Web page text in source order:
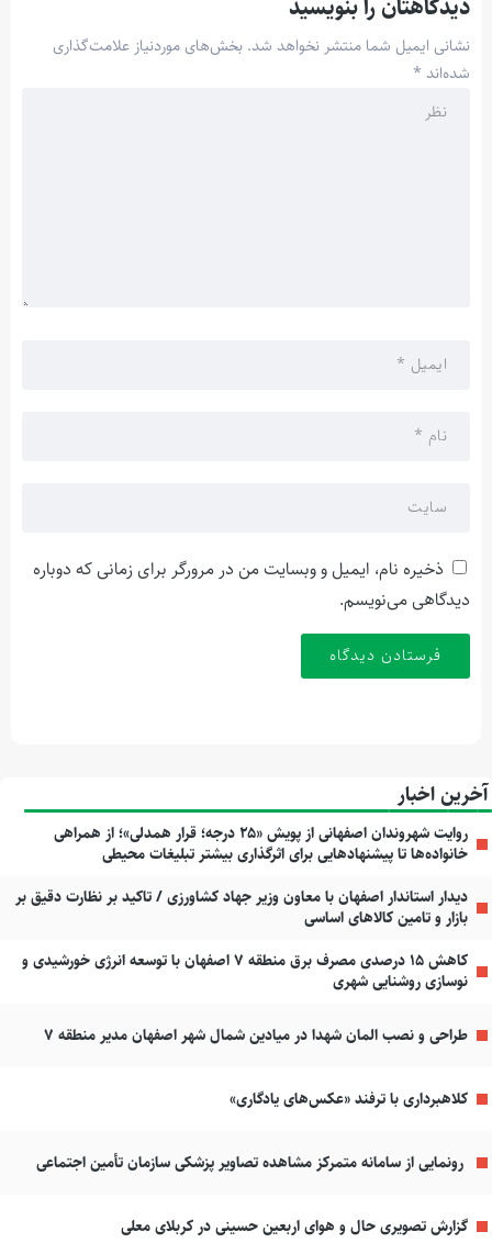
دیدگاهتان را بنویسید
نشانی ایمیل شما منتشر نخواهد شد. بخش‌های موردنیاز علامت‌گذاری
شده‌اند *
ذخیره نام، ایمیل و وبسایت من در مرورگر برای زمانی که دوباره
دیدگاهی می‌نویسم.
آخرین اخبار
روایت شهروندان اصفهانی از پویش «۲۵ درجه؛ قرار همدلی»؛ از همراهی
خانواده‌ها تا پیشنهادهایی برای اثرگذاری بیشتر تبلیغات محیطی
دیدار استاندار اصفهان با معاون وزیر جهاد کشاورزی / تاکید بر نظارت دقیق بر
بازار و تامین کالاهای اساسی
کاهش ۱۵ درصدی مصرف برق منطقه ۷ اصفهان با توسعه انرژی خورشیدی و
نوسازی روشنایی شهری
طراحی و نصب المان شهدا در میادین شمال شهر اصفهان مدیر منطقه ۷
کلاهبرداری با ترفند «عکس‌های یادگاری»
رونمایی از سامانه متمرکز مشاهده تصاویر پزشکی سازمان تأمین اجتماعی
گزارش تصویری حال و هوای اربعین حسینی در کربلای معلی